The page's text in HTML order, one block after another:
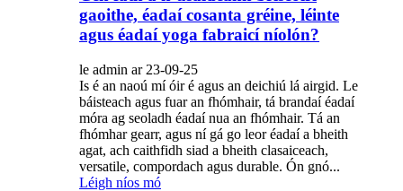
gaoithe, éadaí cosanta gréine, léinte
agus éadaí yoga fabraicí níolón?
le admin ar 23-09-25
Is é an naoú mí óir é agus an deichiú lá airgid. Le
báisteach agus fuar an fhómhair, tá brandaí éadaí
móra ag seoladh éadaí nua an fhómhair. Tá an
fhómhar gearr, agus ní gá go leor éadaí a bheith
agat, ach caithfidh siad a bheith clasaiceach,
versatile, compordach agus durable. Ón gnó...
Léigh níos mó